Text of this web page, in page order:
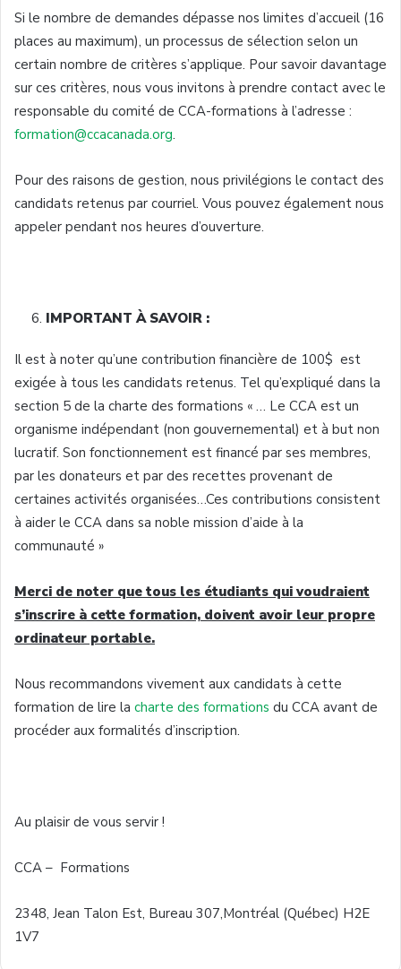
Si le nombre de demandes dépasse nos limites d’accueil (16
places au maximum), un processus de sélection selon un
certain nombre de critères s’applique. Pour savoir davantage
sur ces critères, nous vous invitons à prendre contact avec le
responsable du comité de CCA-formations à l’adresse :
formation@ccacanada.org.
Pour des raisons de gestion, nous privilégions le contact des
candidats retenus par courriel. Vous pouvez également nous
appeler pendant nos heures d’ouverture.
IMPORTANT À SAVOIR :
Il est à noter qu’une contribution financière de 100$ est
exigée à tous les candidats retenus. Tel qu’expliqué dans la
section 5 de la charte des formations « … Le CCA est un
organisme indépendant (non gouvernemental) et à but non
lucratif. Son fonctionnement est financé par ses membres,
par les donateurs et par des recettes provenant de
certaines activités organisées…Ces contributions consistent
à aider le CCA dans sa noble mission d’aide à la
communauté »
Merci de noter que tous les étudiants qui voudraient
s’inscrire à cette formation, doivent avoir leur propre
ordinateur portable.
Nous recommandons vivement aux candidats à cette
formation de lire la charte des formations du CCA avant de
procéder aux formalités d’inscription.
Au plaisir de vous servir !
CCA – Formations
2348, Jean Talon Est, Bureau 307,Montréal (Québec) H2E
1V7